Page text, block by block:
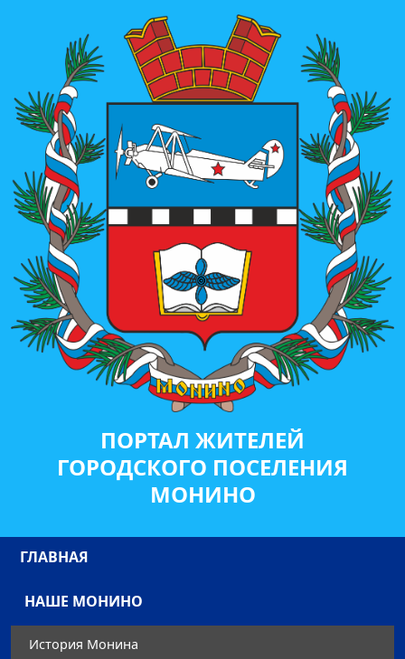
ПОРТАЛ ЖИТЕЛЕЙ
ГОРОДСКОГО ПОСЕЛЕНИЯ
МОНИНО
ГЛАВНАЯ
НАШЕ МОНИНО
История Монина